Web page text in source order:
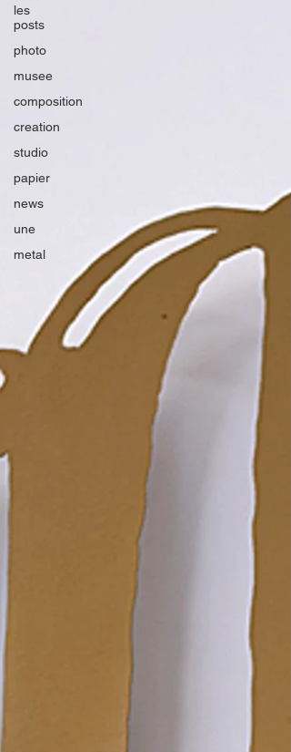
les
posts
photo
musee
composition
creation
studio
papier
news
une
metal